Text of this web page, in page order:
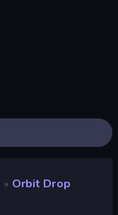
» Orbit Drop